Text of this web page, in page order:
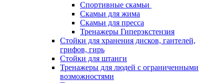
Спортивные скамьи
Скамьи для жима
Скамьи для пресса
Тренажеры Гиперэкстензия
Стойки для хранения дисков, гантелей,
грифов, гирь
Стойки для штанги
Тренажеры для людей с ограниченными
возможностями